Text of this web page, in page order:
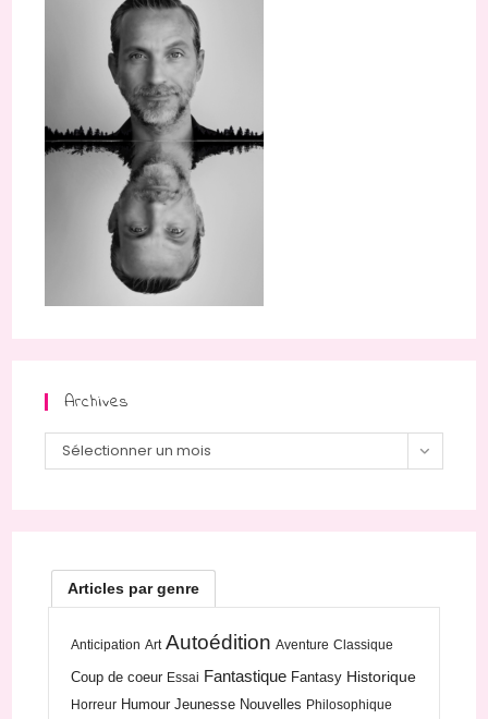
Archives
Archives
Sélectionner un mois
Articles par genre
Anticipation Art Autoédition Aventure Classique
Coup de coeur Essai Fantastique Fantasy Historique
Horreur Humour Jeunesse Nouvelles Philosophique